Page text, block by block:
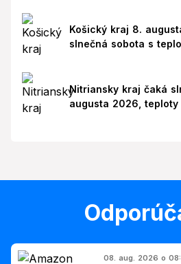
Košický kraj 8.
slnečná sobota s
Nitriansky kraj čaká
augusta 2026,
08. aug. 2026 o